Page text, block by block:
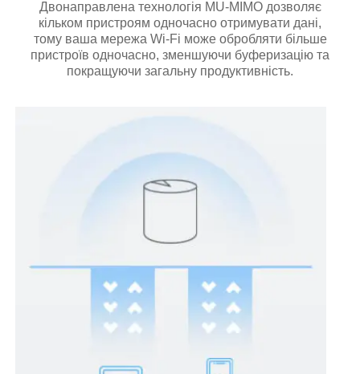
Двонаправлена технологія MU-MIMO дозволяє
кільком пристроям одночасно отримувати дані,
тому ваша мережа Wi-Fi може обробляти більше
пристроїв одночасно, зменшуючи буферизацію та
покращуючи загальну продуктивність.